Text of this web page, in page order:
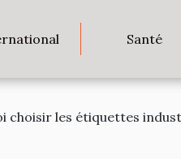
Santé
choisir les étiquettes